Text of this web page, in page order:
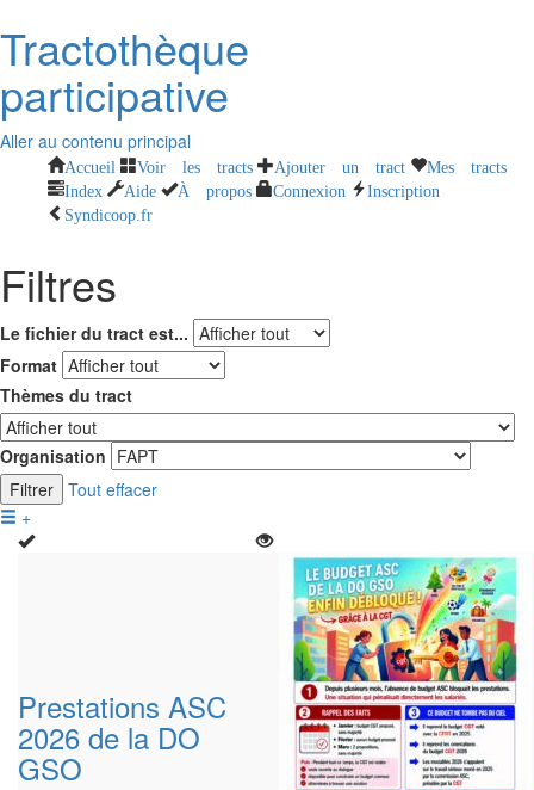
Tractothèque
participative
Aller au contenu principal
Accueil Voir les tracts Ajouter un tract
Mes tracts
Index
Aide À propos Connexion
Inscription
Syndicoop.fr
Filtres
Le fichier du tract est...
Format
Thèmes du tract
Organisation
Filtrer Tout effacer
+
Prestations ASC
2026 de la DO
GSO